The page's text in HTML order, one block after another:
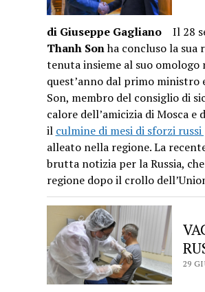
di Giuseppe GaglianoIl 28
Thanh Sonha concluso la sua
tenuta insieme al suo omologo
quest’anno dal primo ministro
Son, membro del consiglio di
calore dell’amicizia di Mosca e
il culmine di mesi di sforzi
alleato nella regione. La
brutta notizia per la Russia,
regione dopo il crollo
29